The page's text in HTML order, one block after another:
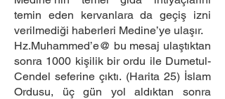
temin eden kervanlara da geçiş izni
verilmediği haberleri Medine’ye ulaşır.
Hz.Muhammed’e@ bu mesaj ulaştıktan
sonra 1000 kişilik bir ordu ile Dumetul-
Cendel seferine çıktı. (Harita 25) İslam
Ordusu, üç gün yol aldıktan sonra